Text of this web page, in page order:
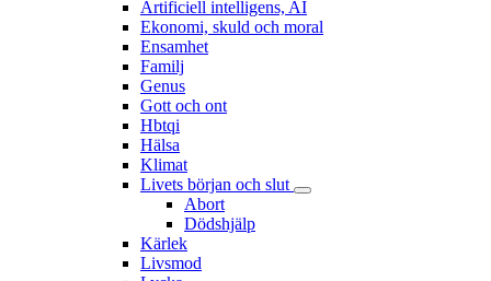
Artificiell intelligens, AI
Ekonomi, skuld och moral
Ensamhet
Familj
Genus
Gott och ont
Hbtqi
Hälsa
Klimat
Livets början och slut
Abort
Dödshjälp
Kärlek
Livsmod